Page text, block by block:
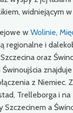
widniejącym
w Wolinie,
regionalne i
oraz
z Niemiec.
Trelleborga i
a